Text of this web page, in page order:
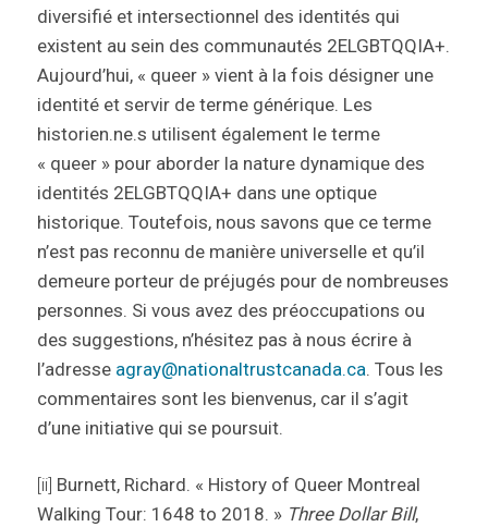
diversifié et intersectionnel des identités qui
existent au sein des communautés 2ELGBTQQIA+.
Aujourd’hui, « queer » vient à la fois désigner une
identité et servir de terme générique. Les
historien.ne.s utilisent également le terme
« queer » pour aborder la nature dynamique des
identités 2ELGBTQQIA+ dans une optique
historique. Toutefois, nous savons que ce terme
n’est pas reconnu de manière universelle et qu’il
demeure porteur de préjugés pour de nombreuses
personnes. Si vous avez des préoccupations ou
des suggestions, n’hésitez pas à nous écrire à
l’adresse agray@nationaltrustcanada.ca. Tous les
commentaires sont les bienvenus, car il s’agit
d’une initiative qui se poursuit.
[ii] Burnett, Richard. « History of Queer Montreal
Walking Tour: 1648 to 2018. » Three Dollar Bill,